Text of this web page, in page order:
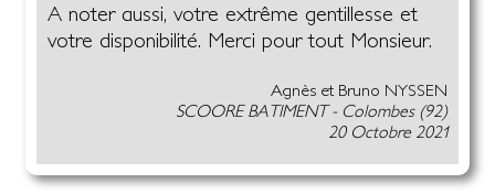
A noter aussi, votre extrême gentillesse et
votre disponibilité. Merci pour tout Monsieur.
Agnès et Bruno NYSSEN
SCOORE BATIMENT - Colombes (92)
20 Octobre 2021